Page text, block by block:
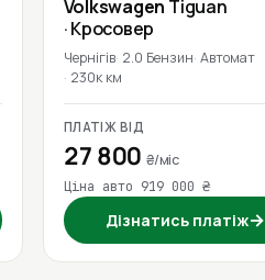
Volkswagen Tiguan
· Кросовер
Чернігів 2.0 Бензин Автомат
230к км
ПЛАТІЖ ВІД
27 800 ₴/міс
Ціна авто 919 000 ₴
Дізнатись платіж→